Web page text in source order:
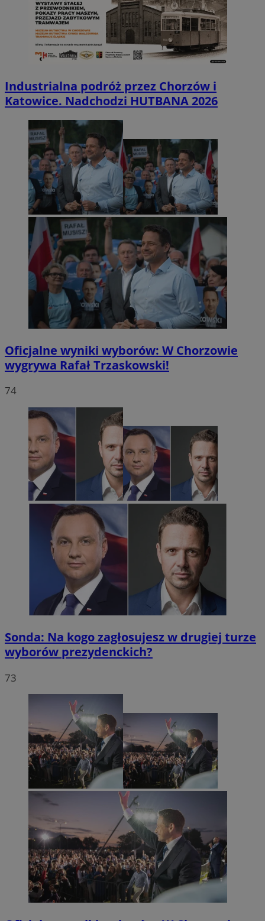
Industrialna podróż przez Chorzów i
Katowice. Nadchodzi HUTBANA 2026
Oficjalne wyniki wyborów: W Chorzowie
wygrywa Rafał Trzaskowski!
74
Sonda: Na kogo zagłosujesz w drugiej turze
wyborów prezydenckich?
73